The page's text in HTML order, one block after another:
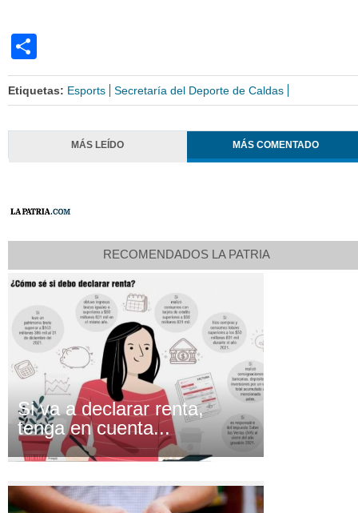
Etiquetas: Esports Secretaría del Deporte de Caldas
MÁS LEÍDO MÁS COMENTADO
RECOMENDADOS LA PATRIA
Si va a declarar renta,
tenga en cuenta...